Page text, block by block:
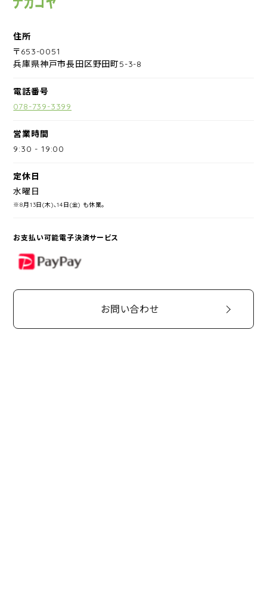
住所
〒653-0051
兵庫県神戸市長田区野田町5-3-8
電話番号
078-739-3399
営業時間
9:30 -19:00
定休日
水曜日
※8月13日(木)、14日(金) も休業。
お支払い可能電子決済サービス
PayPay
お問い合わせ